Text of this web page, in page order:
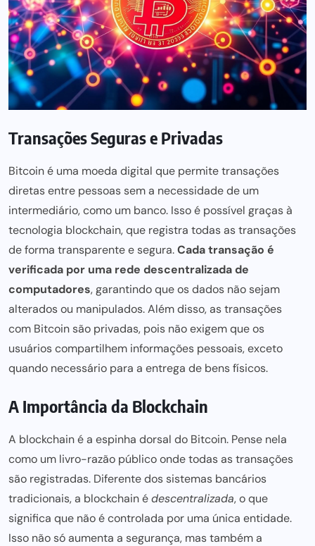
Transações Seguras e Privadas
Bitcoin é uma moeda digital que permite transações
diretas entre pessoas sem a necessidade de um
intermediário, como um banco. Isso é possível graças à
tecnologia blockchain, que registra todas as transações
de forma transparente e segura.Cada transação é
verificada por uma rede descentralizada de
computadores, garantindo que os dados não sejam
alterados ou manipulados. Além disso, as transações
com Bitcoin são privadas, pois não exigem que os
usuários compartilhem informações pessoais, exceto
quando necessário para a entrega de bens físicos.
A Importância da Blockchain
A blockchain é a espinha dorsal do Bitcoin. Pense nela
como um livro-razão público onde todas as transações
são registradas. Diferente dos sistemas bancários
tradicionais, a blockchain édescentralizada, o que
significa que não é controlada por uma única entidade.
Isso não só aumenta a segurança, mas também a